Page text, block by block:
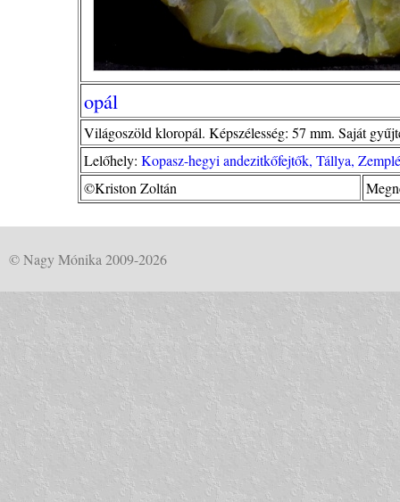
opál
Világoszöld kloropál. Képszélesség: 57 mm. Saját
Lelőhely: Kopasz-hegyi andezitkőfejtők, Tállya,
©Kriston Zoltán
© Nagy Mónika 2009-2026